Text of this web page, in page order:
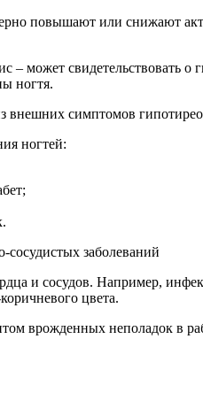
повышают или снижают
– может свидетельствовать
ногтя.
внешних симптомов
ногтей:
сосудистых заболеваний
и сосудов. Например,
цвета.
врожденных неполадок в